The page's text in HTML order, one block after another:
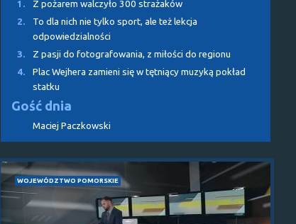
1.
Z pożarem walczyło 300 strażaków
2.
To dla nich nie tylko sport, ale też lekcja
odpowiedzialności
3.
Z pasji do fotografowania, z miłości do regionu
4.
Plac Wejhera zamieni się w tętniący muzyką pokład
statku
Gość dnia
Maciej Paczkowski
WOJEWÓDZTWO POMORSKIE